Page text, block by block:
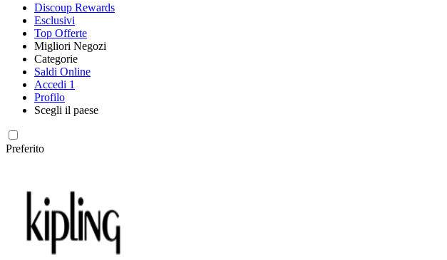
Discoup Rewards
Esclusivi
Top Offerte
Migliori Negozi
Categorie
Saldi Online
Accedi 1
Profilo
Scegli il paese
Preferito